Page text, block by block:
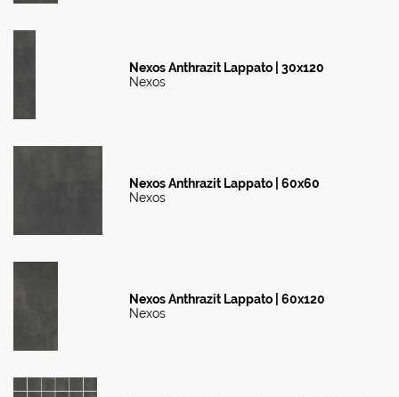
Nexos Anthrazit Lappato | 30x120
Nexos
Nexos Anthrazit Lappato | 60x60
Nexos
Nexos Anthrazit Lappato | 60x120
Nexos